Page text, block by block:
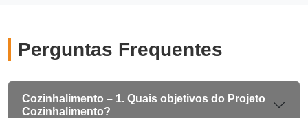
Perguntas Frequentes
Cozinhalimento – 1. Quais objetivos do Projeto
Cozinhalimento?